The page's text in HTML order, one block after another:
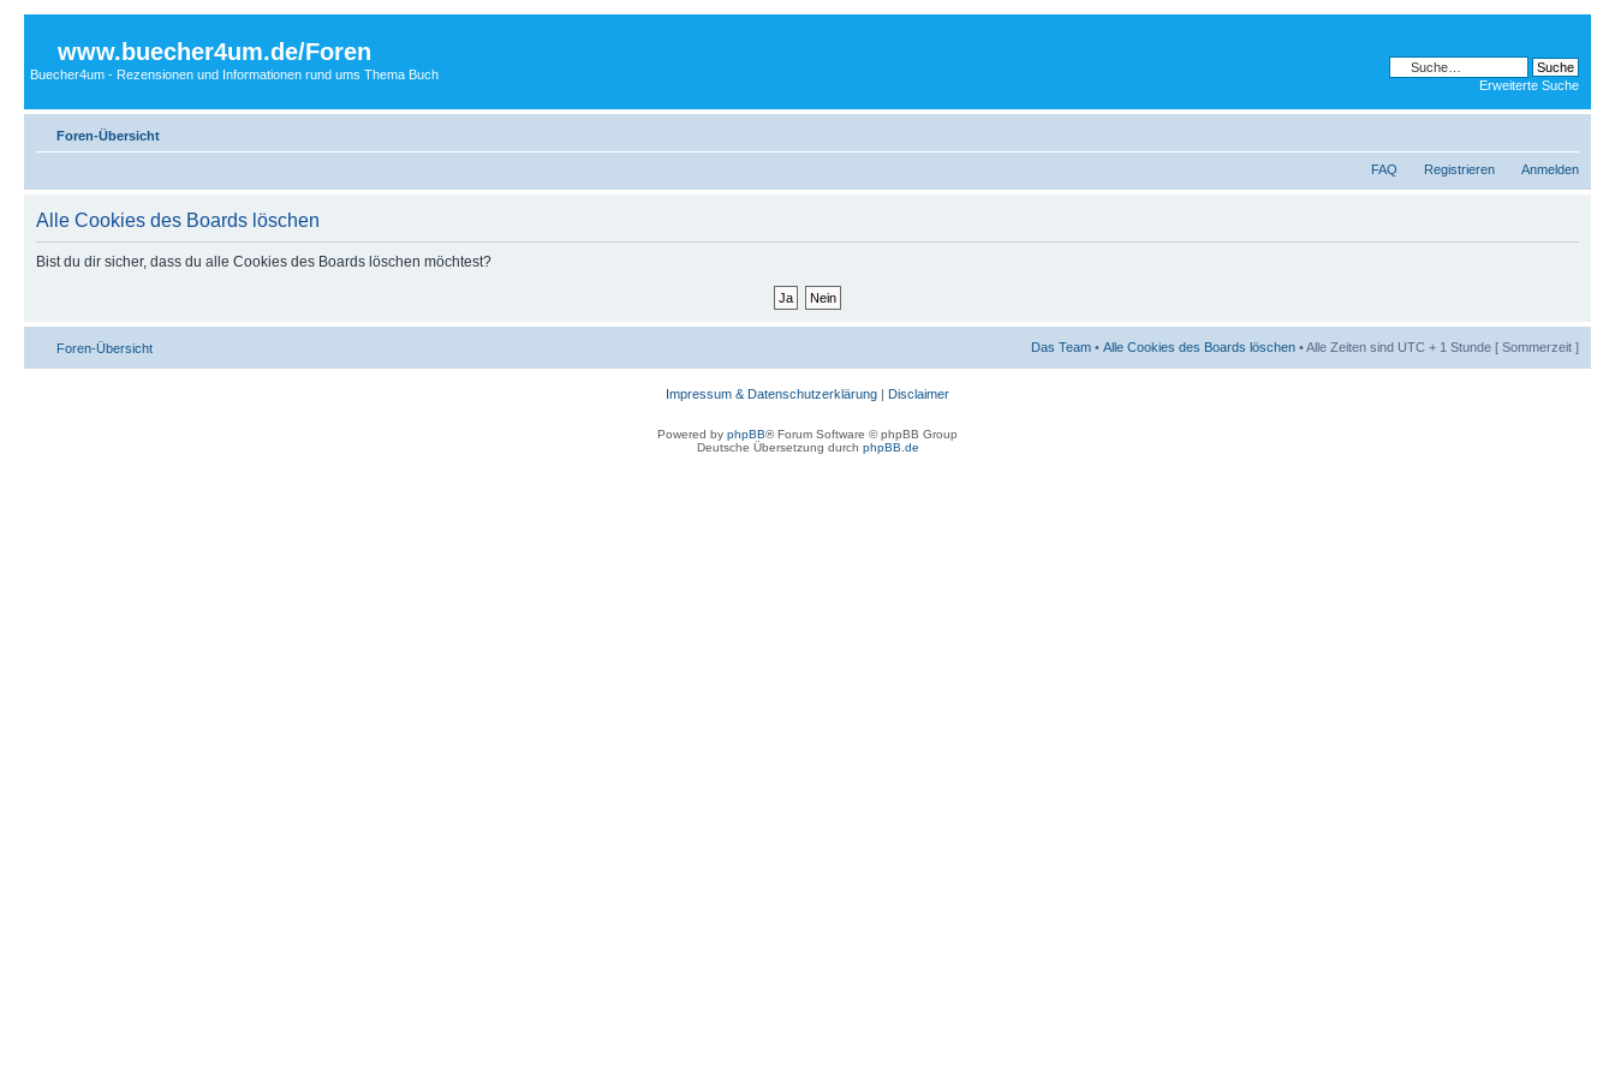
www.buecher4um.de/Foren
Buecher4um - Rezensionen und Informationen rund ums Thema Buch
Erweiterte Suche
Foren-Übersicht
FAQ Registrieren Anmelden
Alle Cookies des Boards löschen
Bist du dir sicher, dass du alle Cookies des Boards löschen möchtest?
Foren-Übersicht Das Team • Alle Cookies des Boards löschen • Alle Zeiten sind UTC + 1 Stunde [ Sommerzeit ]
Impressum & Datenschutzerklärung | Disclaimer
Powered by phpBB® Forum Software © phpBB Group
Deutsche Übersetzung durch phpBB.de